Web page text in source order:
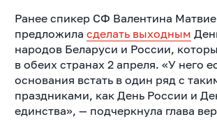
Ранее спикер СФ Валентина
предложила сделать выходным
народов Беларуси и России,
в обеих странах 2 апреля. «У него
основания встать в один ряд с
праздниками, как День России и
единства», — подчеркнула глава